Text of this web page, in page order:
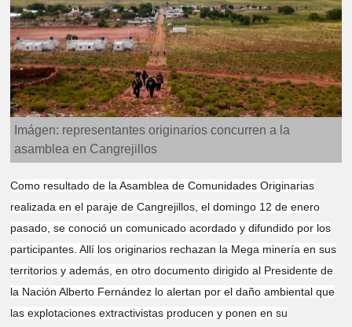
Imágen: representantes originarios concurren a la
asamblea en Cangrejillos
Como resultado de la Asamblea de Comunidades Originarias
realizada en el paraje de Cangrejillos, el domingo 12 de enero
pasado, se conoció un comunicado acordado y difundido por los
participantes. Allí los originarios rechazan la Mega minería en sus
territorios y además, en otro documento dirigido al Presidente de
la Nación Alberto Fernández lo alertan por el daño ambiental que
las explotaciones extractivistas producen y ponen en su